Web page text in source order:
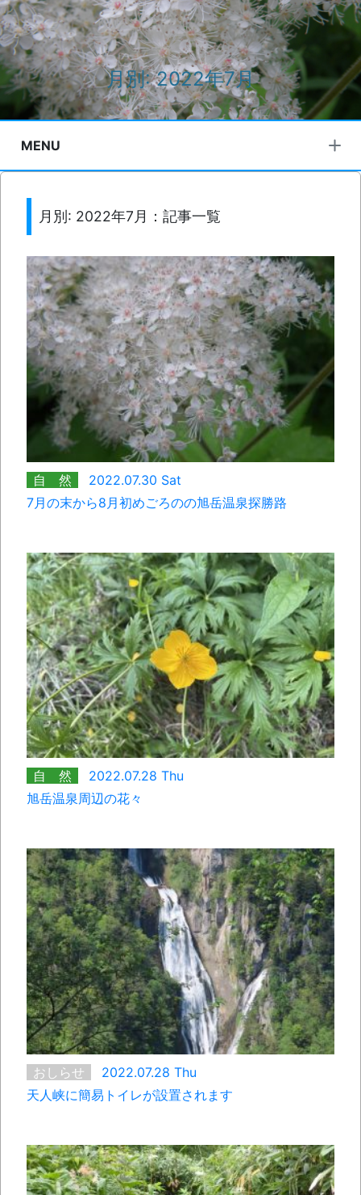
月別: 2022年7月
MENU
月別: 2022年7月：記事一覧
自 然
2022.07.30 Sat
7月の末から8月初めごろのの旭岳温泉探勝路
自 然
2022.07.28 Thu
旭岳温泉周辺の花々
おしらせ
2022.07.28 Thu
天人峡に簡易トイレが設置されます